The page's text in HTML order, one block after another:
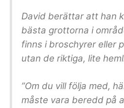
David berättar att han
bästa grottorna i
finns i broschyrer eller
utan de riktiga, lite
”Om du vill följa med,
måste vara beredd på